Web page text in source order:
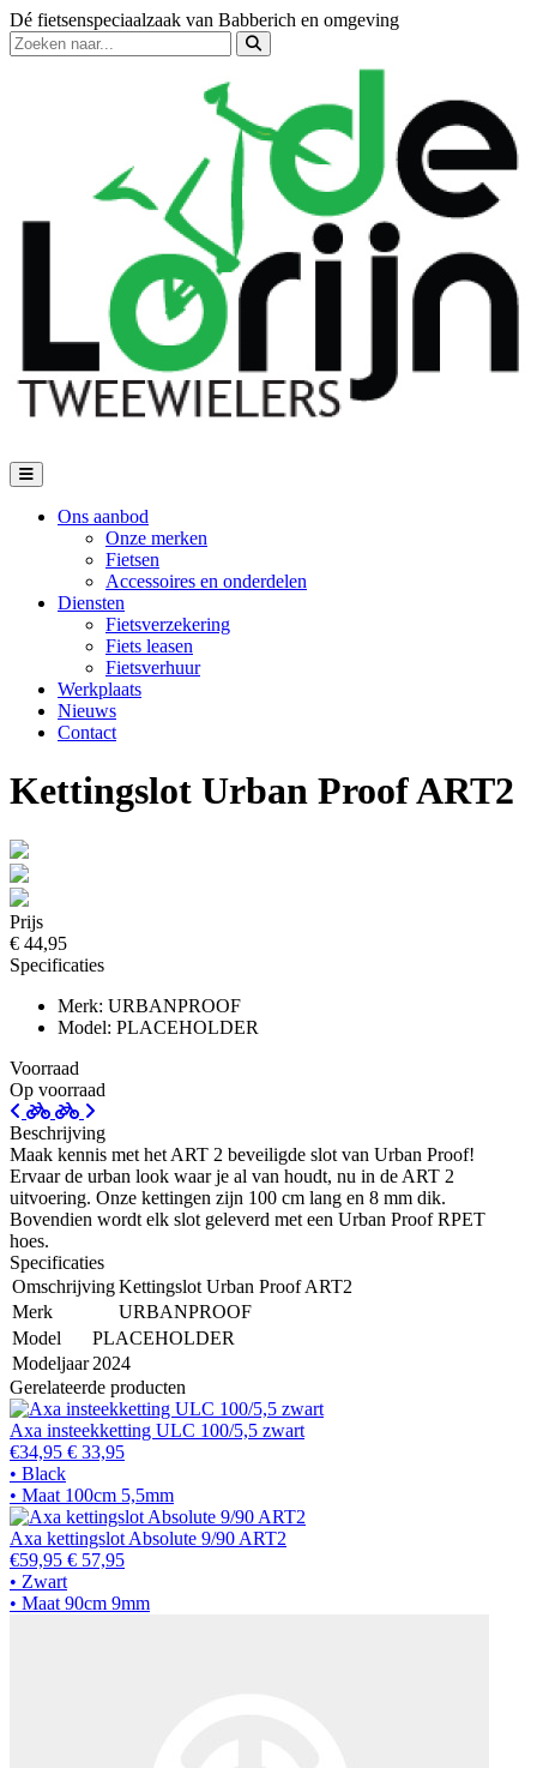
Dé fietsenspeciaalzaak van Babberich en omgeving
Ons aanbod
Onze merken
Fietsen
Accessoires en onderdelen
Diensten
Fietsverzekering
Fiets leasen
Fietsverhuur
Werkplaats
Nieuws
Contact
Kettingslot Urban Proof ART2
Prijs
€ 44,95
Specificaties
Merk: URBANPROOF
Model: PLACEHOLDER
Voorraad
Op voorraad
Beschrijving
Maak kennis met het ART 2 beveiligde slot van Urban Proof!
Ervaar de urban look waar je al van houdt, nu in de ART 2
uitvoering. Onze kettingen zijn 100 cm lang en 8 mm dik.
Bovendien wordt elk slot geleverd met een Urban Proof RPET
hoes.
Specificaties
OmschrijvingKettingslot Urban Proof ART2
Merk
URBANPROOF
Model
PLACEHOLDER
Modeljaar 2024
Gerelateerde producten
Axa insteekketting ULC 100/5,5 zwart
€34,95 € 33,95
• Black
• Maat 100cm 5,5mm
Axa kettingslot Absolute 9/90 ART2
€59,95 € 57,95
• Zwart
• Maat 90cm 9mm